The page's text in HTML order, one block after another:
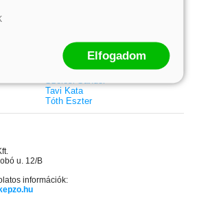
Rácz-Stefán Tibor
Róbert Katalin
Spirit Bliss
Szélesi Sándor
Tavi Kata
Tóth Eszter
u. 12/B
információk:
Elfogadom